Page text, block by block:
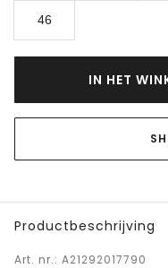
46
IN HET
Productbeschrijving
Art. nr.: A21292017790